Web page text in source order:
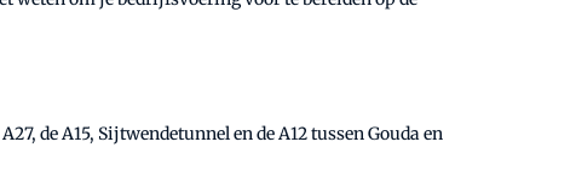
de A15, Sijtwendetunnel en de A12 tussen Gouda en